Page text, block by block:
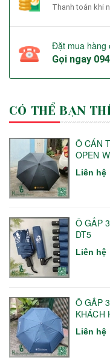
Thanh toán khi
Đặt mua hàng
Gọi ngay
CÓ THỂ BẠN
Ô CÁN
OPEN
Liên hệ
Ô GẤP
DT5
Liên hệ
Ô GẤP
KHÁCH
Liên hệ